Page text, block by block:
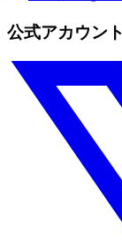
公式アカウント